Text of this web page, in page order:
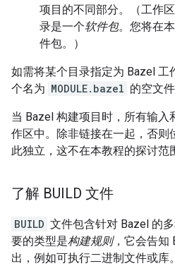
项目的不同部分。（工作
录是一个软件包。您将在
件包。）
如需将某个目录指定为 Bazel 工
个名为 MODULE.bazel 的空文件
当 Bazel 构建项目时，所有输
作区中。除非链接在一起，否则
此独立，这不在本教程的探讨范
了解 BUILD 文件
BUILD 文件包含针对 Bazel 的
要的类型是构建规则，它会告知
出，例如可执行二进制文件或库。